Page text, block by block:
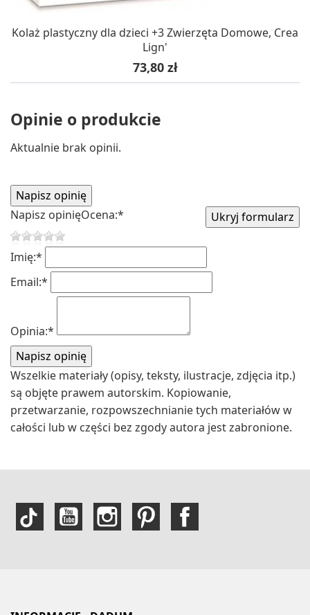
Kolaż plastyczny dla dzieci +3 Zwierzęta Domowe, Crea
Lign'
Cena
73,80 zł
Opinie o produkcie
Aktualnie brak opinii.
Napisz opinięOcena:*
Imię:*
Email:*
Opinia:*
Wszelkie materiały (opisy, teksty, ilustracje, zdjęcia itp.)
są objęte prawem autorskim. Kopiowanie,
przetwarzanie, rozpowszechnianie tych materiałów w
całości lub w części bez zgody autora jest zabronione.